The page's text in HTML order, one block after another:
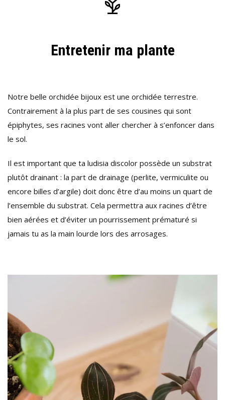
Entretenir ma plante
Notre belle orchidée bijoux est une orchidée terrestre.
Contrairement à la plus part de ses cousines qui sont
épiphytes, ses racines vont aller chercher à s’enfoncer dans
le sol.
Il est important que ta ludisia discolor possède un substrat
plutôt drainant : la part de drainage (perlite, vermiculite ou
encore billes d’argile) doit donc être d’au moins un quart de
l’ensemble du substrat. Cela permettra aux racines d’être
bien aérées et d’éviter un pourrissement prématuré si
jamais tu as la main lourde lors des arrosages.